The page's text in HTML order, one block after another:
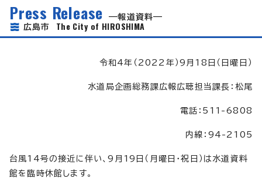
Press Release
報道資料
広島市 The City of HIROSHIMA
令和4年（2022年）9月18日（日曜日）
水道局企画総務課広報広聴担当課長：松尾
電話：511-6808
内線：94-2105
台風14号の接近に伴い、9月19日（月曜日・祝日）は水道資料
館を臨時休館します。